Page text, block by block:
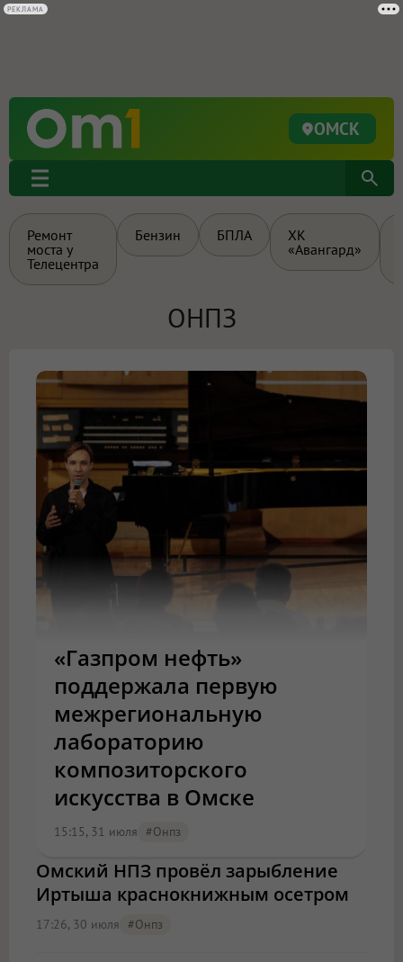
ОМСК
Ремонт
моста у
Телецентра
Бензин БПЛА
ХК
«Авангард»
ОНПЗ
«Газпром нефть»
поддержала первую
межрегиональную
лабораторию
композиторского
искусства в Омске
15:15, 31 июля #онпз
Омский НПЗ провёл зарыбление
Иртыша краснокнижным осетром
17:26, 30 июля #онпз
РЕКЛАМА